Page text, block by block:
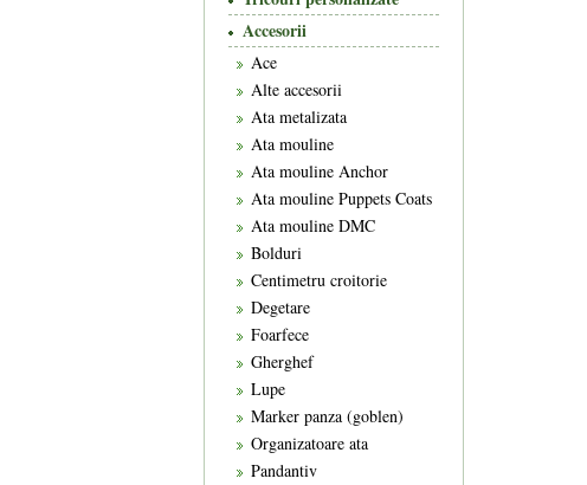
Accesorii
Ace
Alte accesorii
Ata metalizata
Ata mouline
Ata mouline Anchor
Ata mouline Puppets Coats
Ata mouline DMC
Bolduri
Centimetru croitorie
Degetare
Foarfece
Gherghef
Lupe
Marker panza (goblen)
Organizatoare ata
Pandantiv